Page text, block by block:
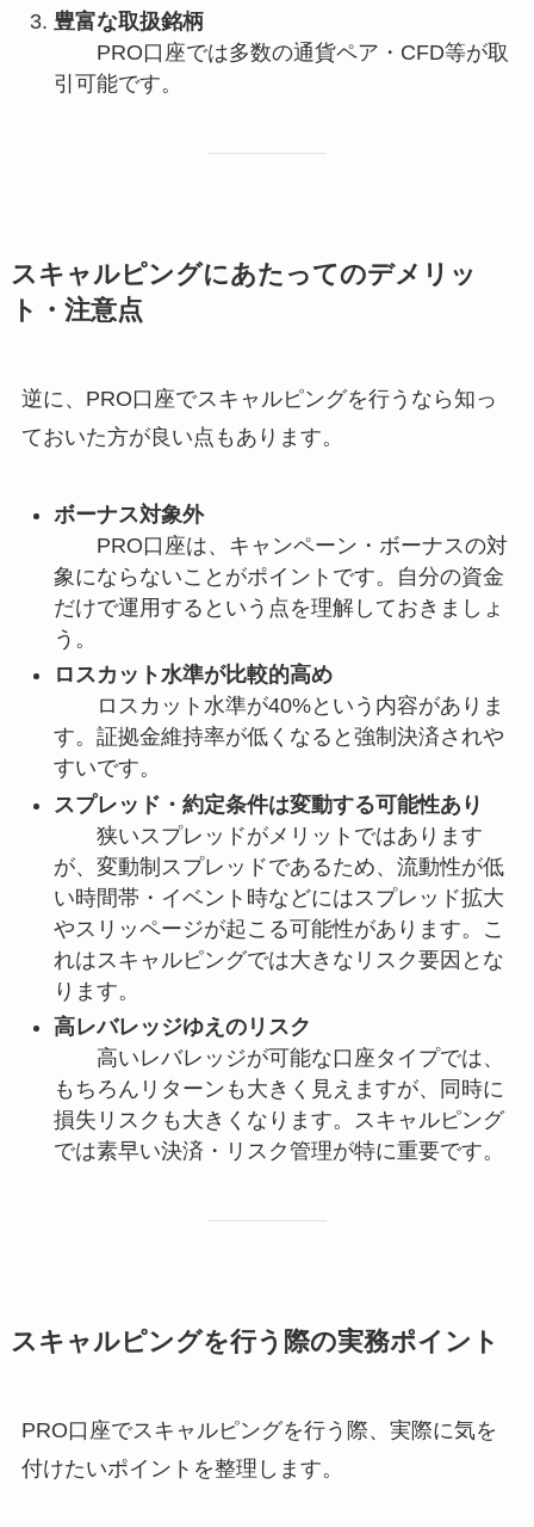
豊富な取扱銘柄
PRO口座では多数の通貨ペア・CFD等が取
引可能です。
スキャルピングにあたってのデメリッ
ト・注意点
逆に、PRO口座でスキャルピングを行うなら知っ
ておいた方が良い点もあります。
ボーナス対象外
PRO口座は、キャンペーン・ボーナスの対
象にならないことがポイントです。自分の資金
だけで運用するという点を理解しておきましょ
う。
ロスカット水準が比較的高め
ロスカット水準が40%という内容がありま
す。証拠金維持率が低くなると強制決済されや
すいです。
スプレッド・約定条件は変動する可能性あり
狭いスプレッドがメリットではあります
が、変動制スプレッドであるため、流動性が低
い時間帯・イベント時などにはスプレッド拡大
やスリッページが起こる可能性があります。こ
れはスキャルピングでは大きなリスク要因とな
ります。
高レバレッジゆえのリスク
高いレバレッジが可能な口座タイプでは、
もちろんリターンも大きく見えますが、同時に
損失リスクも大きくなります。スキャルピング
では素早い決済・リスク管理が特に重要です。
スキャルピングを行う際の実務ポイント
PRO口座でスキャルピングを行う際、実際に気を
付けたいポイントを整理します。